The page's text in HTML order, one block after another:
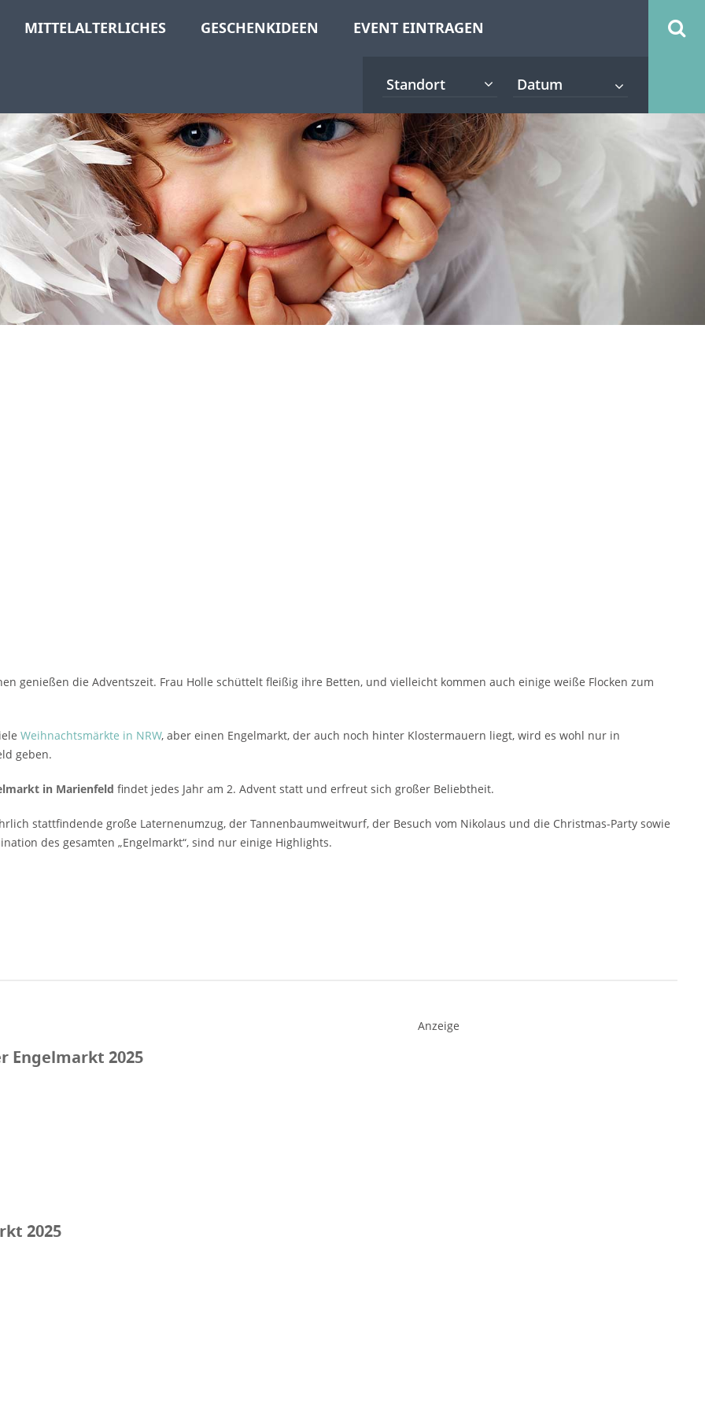
MITTELALTERLICHES GESCHENKIDEEN EVENT EINTRAGEN
Standort
genießen die Adventszeit. Frau Holle schüttelt fleißig ihre Betten, und vielleicht kommen auch einige weiße Flocken zum
Weihnachtsmärkte in NRW, aber einen Engelmarkt, der auch noch hinter Klostermauern liegt, wird es wohl nur in
geben.
in Marienfeld findet jedes Jahr am 2. Advent statt und erfreut sich großer Beliebtheit.
stattfindende große Laternenumzug, der Tannenbaumweitwurf, der Besuch vom Nikolaus und die Christmas-Party sowie
des gesamten „Engelmarkt“, sind nur einige Highlights.
Anzeige
Engelmarkt 2025
2025